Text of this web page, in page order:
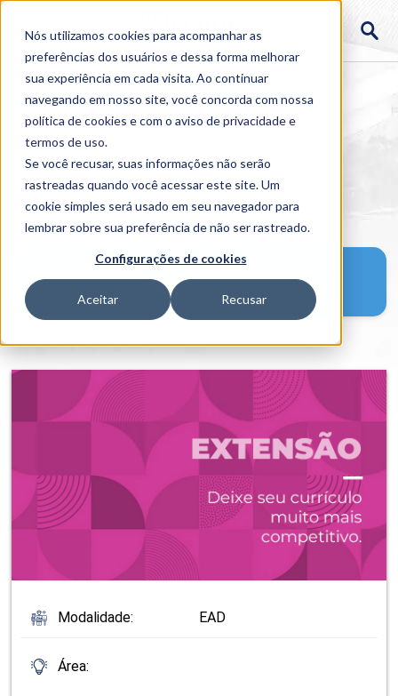
Nós utilizamos cookies para acompanhar as
preferências dos usuários e dessa forma melhorar
sua experiência em cada visita. Ao continuar
navegando em nosso site, você concorda com nossa
política de cookies e com o aviso deprivacidade e
termos de uso.
Se você recusar, suas informações não serão
rastreadas quando você acessar este site. Um
cookie simples será usado em seu navegador para
lembrar sobre sua preferência de não ser rastreado.
Configurações de cookies
Aceitar Recusar
Home > Cursos > EAD > Extensão >
Modalidade: EAD
Área:
espera, visite nossa página de
materiais grátis